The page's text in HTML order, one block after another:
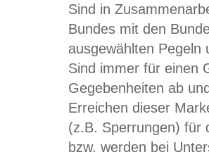
Sind in
Bundes mit den
ausgewählten
Sind immer für einen
Gegebenheiten ab
Erreichen dieser
(z.B. Sperrungen) für
bzw. werden bei